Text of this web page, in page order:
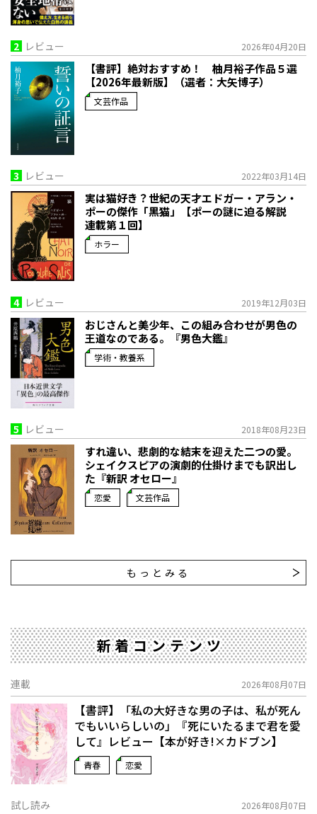
2 レビュー 2026年04月20日
【書評】絶対おすすめ！ 柚月裕子作品５選
【2026年最新版】（選者：大矢博子）
文芸作品
3 レビュー 2022年03月14日
実は猫好き？世紀の天才エドガー・アラン・
ポーの傑作「黒猫」【ポーの謎に迫る解説
連載第１回】
ホラー
4 レビュー 2019年12月03日
おじさんと美少年、この組み合わせが男色の
王道なのである。『男色大鑑』
学術・教養系
5 レビュー 2018年08月23日
すれ違い、悲劇的な結末を迎えた二つの愛。
シェイクスピアの演劇的仕掛けまでも訳出し
た『新訳 オセロー』
恋愛 文芸作品
もっとみる
新着コンテンツ
連載 2026年08月07日
【書評】「私の大好きな男の子は、私が死ん
でもいいらしいの」――『死にいたるまで君を愛
して』レビュー【本が好き!×カドブン】
青春 恋愛
試し読み 2026年08月07日